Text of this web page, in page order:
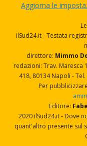
Aggiorna le
ilSud24.it - Testata
direttore: Mimmo
redazioni: Trav. Maresca
418, 80134 Napoli - Tel.
Per
Editore:
2020 ilSud24.it - Dove
quant'altro presente sul